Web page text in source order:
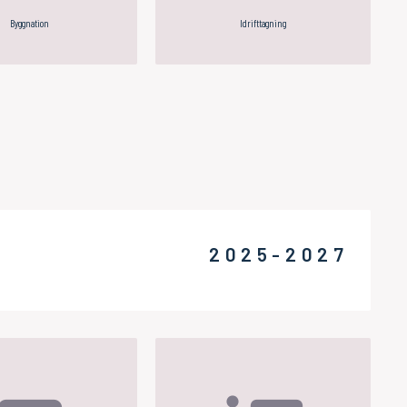
Byggnation Idrifttagning
2025-2027